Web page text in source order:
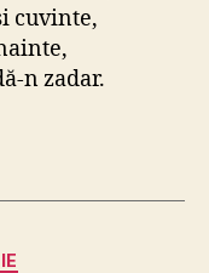
cuvinte,
n zadar.